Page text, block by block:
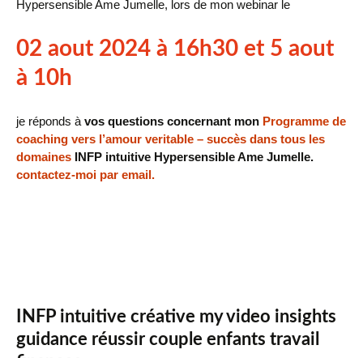
Hypersensible Ame Jumelle, lors de mon webinar le
02 aout 2024 à 16h30 et 5 aout
à 10h
je réponds à vos questions concernant mon Programme de
coaching vers l’amour veritable – succès dans tous les
domaines INFP intuitive Hypersensible Ame Jumelle.
contactez-moi par email.
INFP intuitive créative my video insights
guidance réussir couple enfants travail